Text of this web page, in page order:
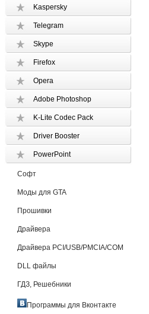
Kaspersky
Telegram
Skype
Firefox
Opera
Adobe Photoshop
K-Lite Codec Pack
Driver Booster
PowerPoint
Софт
Моды для GTA
Прошивки
Драйвера
Драйвера PCI/USB/PMCIA/COM
DLL файлы
ГДЗ, Решебники
Программы для Вконтакте